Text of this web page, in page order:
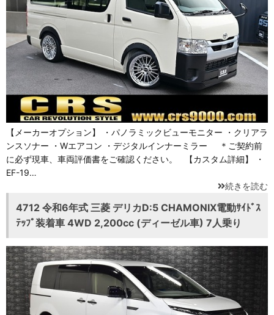
【メーカーオプション】 ・パノラミックビューモニター ・クリアラ
ンスソナー ・Wエアコン ・デジタルインナーミラー ＊ご契約前
に必ず現車、車両評価書をご確認ください。 【カスタム詳細】 ・
EF-19…
続きを読む
4712 令和6年式 三菱 デリカD:5 CHAMONIX電動ｻｲﾄﾞｽ
ﾃｯﾌﾟ装着車 4WD 2,200cc (ディーゼル車) 7人乗り